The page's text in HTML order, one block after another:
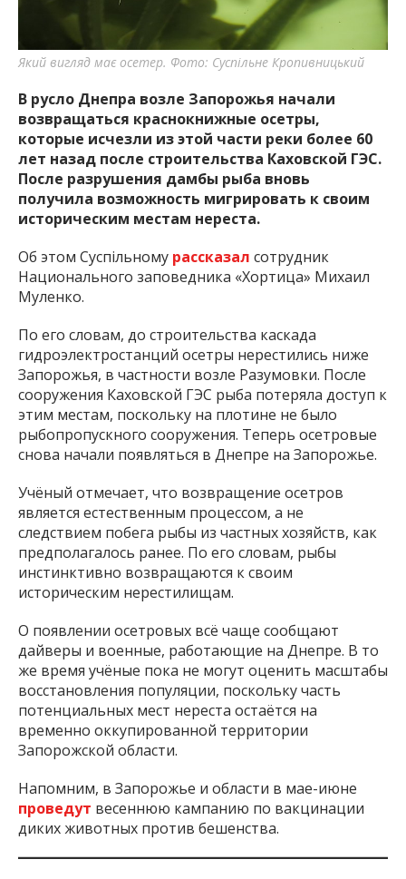
Який вигляд має осетер. Фото: Суспільне Кропивницький
В русло Днепра возле Запорожья начали
возвращаться краснокнижные осетры,
которые исчезли из этой части реки более 60
лет назад после строительства Каховской ГЭС.
После разрушения дамбы рыба вновь
получила возможность мигрировать к своим
историческим местам нереста.
Об этом Суспільному рассказал сотрудник
Национального заповедника «Хортица» Михаил
Муленко.
По его словам, до строительства каскада
гидроэлектростанций осетры нерестились ниже
Запорожья, в частности возле Разумовки. После
сооружения Каховской ГЭС рыба потеряла доступ к
этим местам, поскольку на плотине не было
рыбопропускного сооружения. Теперь осетровые
снова начали появляться в Днепре на Запорожье.
Учёный отмечает, что возвращение осетров
является естественным процессом, а не
следствием побега рыбы из частных хозяйств, как
предполагалось ранее. По его словам, рыбы
инстинктивно возвращаются к своим
историческим нерестилищам.
О появлении осетровых всё чаще сообщают
дайверы и военные, работающие на Днепре. В то
же время учёные пока не могут оценить масштабы
восстановления популяции, поскольку часть
потенциальных мест нереста остаётся на
временно оккупированной территории
Запорожской области.
Напомним, в Запорожье и области в мае-июне
проведут весеннюю кампанию по вакцинации
диких животных против бешенства.